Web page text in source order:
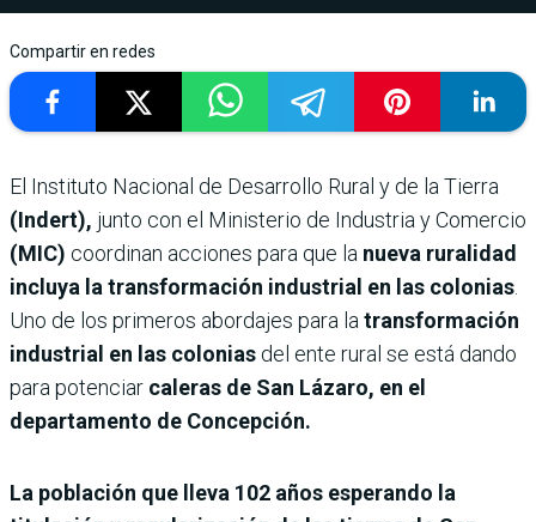
Compartir en redes
El Instituto Nacional de Desarrollo Rural y de la Tierra
(Indert), junto con el Ministerio de Industria y Comercio
(MIC) coordinan acciones para que la nueva ruralidad
incluya la transformación industrial en las colonias
Uno de los primeros abordajes para la transformación
industrial en las colonias del ente rural se está dando
para potenciar caleras de San Lázaro, en el
departamento de Concepción.
La población que lleva 102 años esperando la